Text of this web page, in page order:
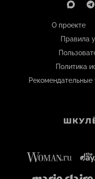
О проекте
Правила
Политика
Рекомендательные